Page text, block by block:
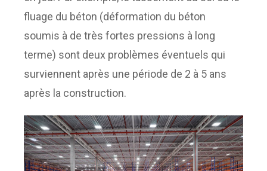
fluage du béton (déformation du béton
soumis à de très fortes pressions à long
terme) sont deux problèmes éventuels qui
surviennent après une période de 2 à 5 ans
après la construction.